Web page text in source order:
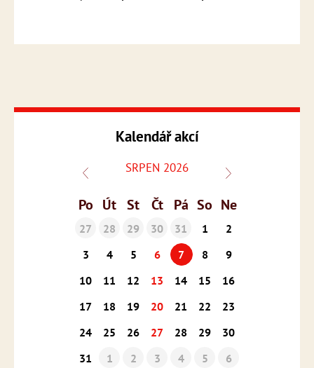
Kalendář akcí
SRPEN 2026
Po Út St Čt Pá So Ne
27 28 29 30 31 1
2
3
4 5 6 7 8
9
10
11 12 13 14 15
16
17
18 19 20 21 22
23
24
25 26 27 28 29
30
31
1 2 3 4 5 6